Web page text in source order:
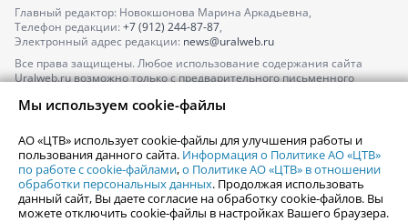
Главный редактор: Новокшонова Марина Аркадьевна,
Телефон редакции: +7 (912) 244-87-87,
Электронный адрес редакции: news@uralweb.ru
Все права защищены. Любое использование содержания сайта
Uralweb.ru возможно только с предварительного письменного
По вопросам размещения рекламы обращайтесь по тел.
По вопросам размещения информации в разделе «Афиша»
afisha@uralweb.ru
Пользовательское соглашение на использование сайта
Политика АО «ЦТВ» в отношении обработки персональных данных
Мы используем cookie-файлы
АО «ЦТВ» использует cookie-файлы для улучшения работы и
пользования данного сайта. Информация о Политике АО «ЦТВ»
по работе с cookie-файлами,о Политике АО «ЦТВ» в отношении
обработки персональных данных. Продолжая использовать
данный сайт, Вы даете согласие на обработку cookie-файлов. Вы
можете отключить cookie-файлы в настройках Вашего браузера.